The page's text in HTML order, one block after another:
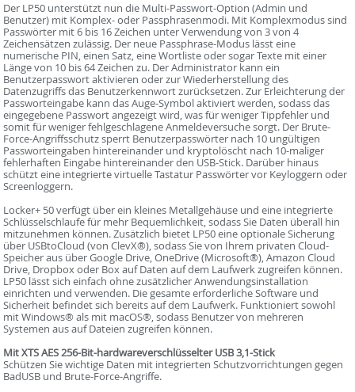
Der LP50 unterstützt nun die Multi-Passwort-Option (Admin und
Benutzer) mit Komplex- oder Passphrasenmodi. Mit Komplexmodus sind
Passwörter mit 6 bis 16 Zeichen unter Verwendung von 3 von 4
Zeichensätzen zulässig. Der neue Passphrase-Modus lässt eine
numerische PIN, einen Satz, eine Wortliste oder sogar Texte mit einer
Länge von 10 bis 64 Zeichen zu. Der Administrator kann ein
Benutzerpasswort aktivieren oder zur Wiederherstellung des
Datenzugriffs das Benutzerkennwort zurücksetzen. Zur Erleichterung der
Passworteingabe kann das Auge-Symbol aktiviert werden, sodass das
eingegebene Passwort angezeigt wird, was für weniger Tippfehler und
somit für weniger fehlgeschlagene Anmeldeversuche sorgt. Der Brute-
Force-Angriffsschutz sperrt Benutzerpasswörter nach 10 ungültigen
Passworteingaben hintereinander und kryptolöscht nach 10-maliger
fehlerhaften Eingabe hintereinander den USB-Stick. Darüber hinaus
schützt eine integrierte virtuelle Tastatur Passwörter vor Keyloggern oder
Screenloggern.
Locker+ 50 verfügt über ein kleines Metallgehäuse und eine integrierte
Schlüsselschlaufe für mehr Bequemlichkeit, sodass Sie Daten überall hin
mitzunehmen können. Zusätzlich bietet LP50 eine optionale Sicherung
über USBtoCloud (von ClevX®), sodass Sie von Ihrem privaten Cloud-
Speicher aus über Google Drive, OneDrive (Microsoft®), Amazon Cloud
Drive, Dropbox oder Box auf Daten auf dem Laufwerk zugreifen können.
LP50 lässt sich einfach ohne zusätzlicher Anwendungsinstallation
einrichten und verwenden. Die gesamte erforderliche Software und
Sicherheit befindet sich bereits auf dem Laufwerk. Funktioniert sowohl
mit Windows® als mit macOS®, sodass Benutzer von mehreren
Systemen aus auf Dateien zugreifen können.
Mit XTS AES 256-Bit-hardwareverschlüsselter USB 3,1-Stick
Schützen Sie wichtige Daten mit integrierten Schutzvorrichtungen gegen
BadUSB und Brute-Force-Angriffe.